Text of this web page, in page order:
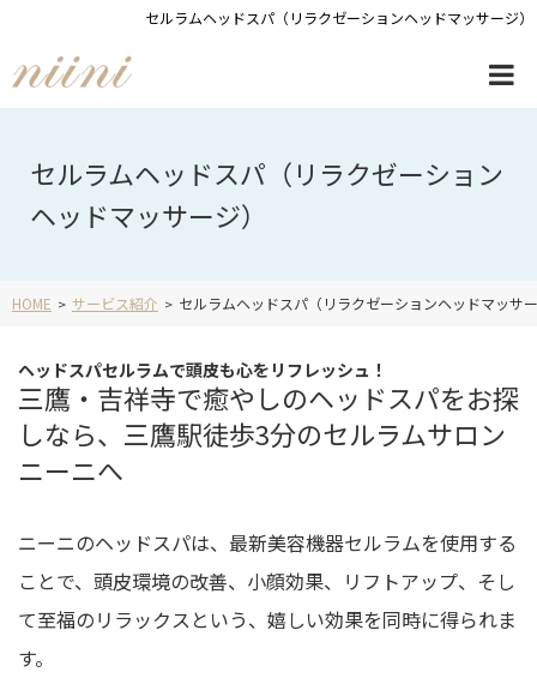
セルラムヘッドスパ（リラクゼーションヘッドマッサージ）
セルラムヘッドスパ（リラクゼーション
ヘッドマッサージ）
HOME サービス紹介 セルラムヘッドスパ（リラクゼーションヘッドマッサ
ヘッドスパセルラムで頭皮も心をリフレッシュ！
三鷹・吉祥寺で癒やしのヘッドスパをお探
しなら、三鷹駅徒歩3分のセルラムサロン
ニーニへ
ニーニのヘッドスパは、最新美容機器セルラムを使用する
ことで、頭皮環境の改善、小顔効果、リフトアップ、そし
て至福のリラックスという、嬉しい効果を同時に得られま
す。